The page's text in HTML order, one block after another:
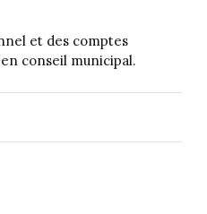
et des comptes
conseil municipal.